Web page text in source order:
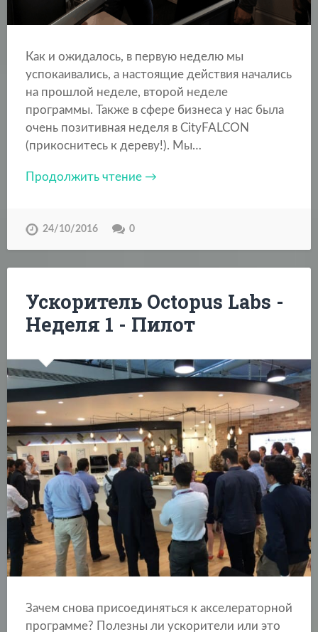
Как и ожидалось, в первую неделю мы
успокаивались, а настоящие действия начались
на прошлой неделе, второй неделе
программы. Также в сфере бизнеса у нас была
очень позитивная неделя в CityFALCON
(прикоснитесь к дереву!). Мы…
Продолжить чтение →
24/10/2016 0
Ускоритель Octopus Labs -
Неделя 1 - Пилот
Зачем снова присоединяться к акселераторной
программе? Полезны ли ускорители или это